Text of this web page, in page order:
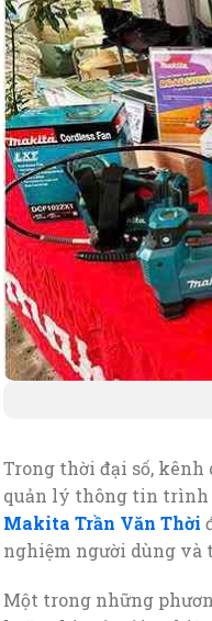
Trong thời đại số,
quản lý thông tin trình
Makita Trần Văn Thời
nghiệm người dùng và
Một trong những